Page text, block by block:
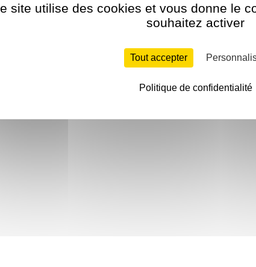
site utilise des cookies et vous donne le
souhaitez activer
Tout accepter
Politique de confidentialité